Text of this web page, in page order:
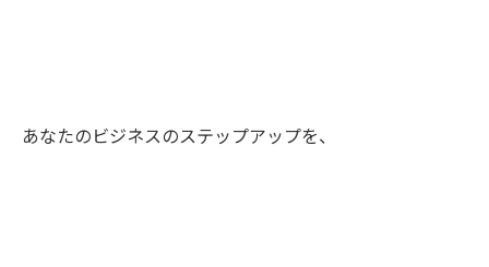
あなたのビジネスのステップアップを、